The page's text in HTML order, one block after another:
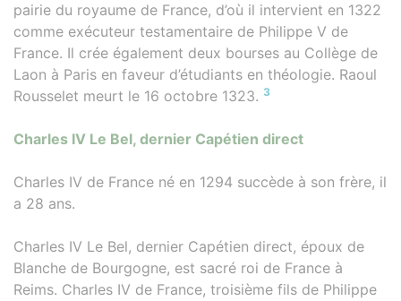
pairie du royaume de France, d’où il intervient en 1322
comme exécuteur testamentaire de Philippe V de
France. Il crée également deux bourses au Collège de
Laon à Paris en faveur d’étudiants en théologie. Raoul
Rousselet meurt le 16 octobre 1323. 3
Charles IV Le Bel, dernier Capétien direct
Charles IV de France né en 1294 succède à son frère, il
a 28 ans.
Charles IV Le Bel, dernier Capétien direct, époux de
Blanche de Bourgogne, est sacré roi de France à
Reims. Charles IV de France, troisième fils de Philippe